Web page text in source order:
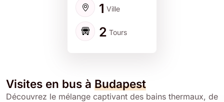
1 Ville
2 Tours
Visites en bus à Budapest
Découvrez le mélange captivant des bains thermaux, de